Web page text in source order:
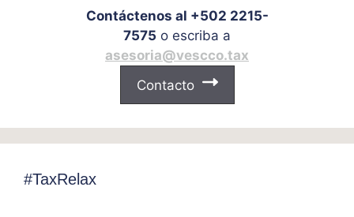
Contáctenos al +502 2215-
7575 o escriba a
asesoria@vescco.tax
Contacto
#TaxRelax